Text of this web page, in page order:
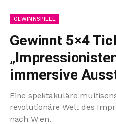
GEWINNSPIELE
Gewinnt 5×4
immersive
Eine spektakuläre
revolutionäre Welt des
nach Wien.